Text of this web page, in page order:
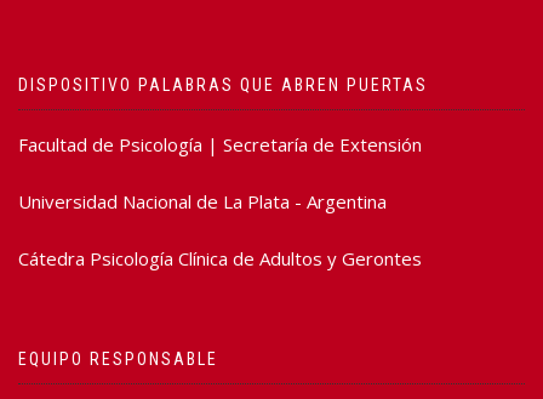
DISPOSITIVO PALABRAS QUE ABREN PUERTAS
Facultad de Psicología | Secretaría de Extensión
Universidad Nacional de La Plata - Argentina
Cátedra Psicología Clínica de Adultos y Gerontes
EQUIPO RESPONSABLE